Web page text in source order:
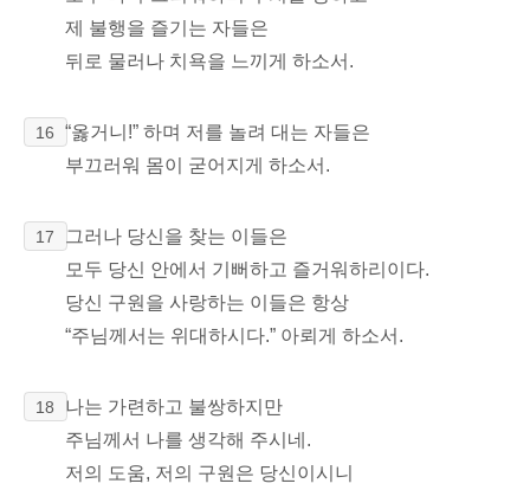
제 불행을 즐기는 자들은
뒤로 물러나 치욕을 느끼게 하소서.
16 “옳거니!” 하며 저를 놀려 대는 자들은
부끄러워 몸이 굳어지게 하소서.
17
그러나 당신을 찾는 이들은
모두 당신 안에서 기뻐하고 즐거워하리이다.
당신 구원을 사랑하는 이들은 항상
“주님께서는 위대하시다.” 아뢰게 하소서.
18
나는 가련하고 불쌍하지만
주님께서 나를 생각해 주시네.
저의 도움, 저의 구원은 당신이시니